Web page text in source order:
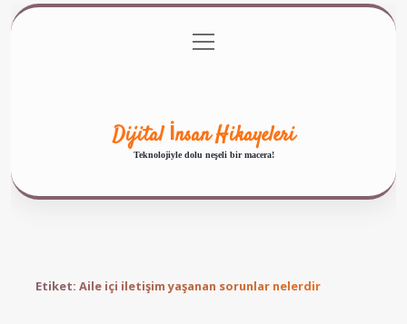
Gizlilik Politikası
menüyü
aç
Dijital İnsan Hikayeleri
Teknolojiyle dolu neşeli bir macera!
Etiket: Aile içi iletişim yaşanan sorunlar nelerdir